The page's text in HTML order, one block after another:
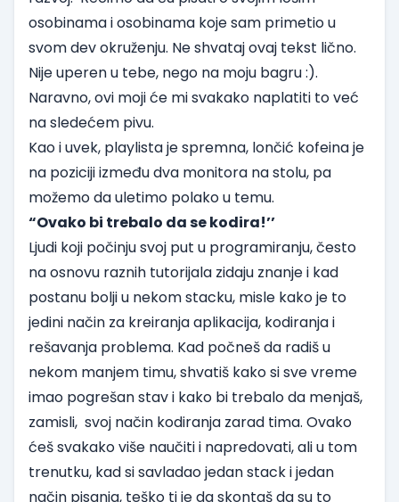
osobinama i osobinama koje sam primetio u
svom dev okruženju. Ne shvataj ovaj tekst lično.
Nije uperen u tebe, nego na moju bagru :).
Naravno, ovi moji će mi svakako naplatiti to već
na sledećem pivu.
Kao i uvek, playlista je spremna, lončić kofeina je
na poziciji između dva monitora na stolu, pa
možemo da uletimo polako u temu.
“Ovako bi trebalo da se kodira!’’
Ljudi koji počinju svoj put u programiranju, često
na osnovu raznih tutorijala zidaju znanje i kad
postanu bolji u nekom stacku, misle kako je to
jedini način za kreiranja aplikacija, kodiranja i
rešavanja problema. Kad počneš da radiš u
nekom manjem timu, shvatiš kako si sve vreme
imao pogrešan stav i kako bi trebalo da menjaš,
zamisli, svoj način kodiranja zarad tima. Ovako
ćeš svakako više naučiti i napredovati, ali u tom
trenutku, kad si savladao jedan stack i jedan
način pisanja, teško ti je da skontaš da su to